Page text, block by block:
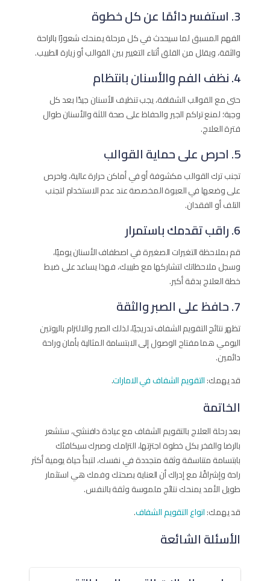
3. استفسر دائمًا عن كل خطوة
الفهم المسبق لما سيحدث في كل مرحلة يمنحك شعورًا بالراحة
والثقة، ويقلل من القلق أثناء التغيير بين القوالب أو زيارة الطبيب.
4. نظف الفم والأسنان بانتظام
حتى مع القوالب الشفافة، يجب تنظيف الأسنان جيدًا بعد كل
وجبة؛ لمنع تراكم الجير والحفاظ على صحة اللثة والأسنان طوال
فترة العلاج.
5. احرص على حماية القوالب
تجنب ترك القوالب مكشوفة أو في أماكن حرارة عالية، واحرص
على وضعها في العبوة المخصصة عند عدم الاستخدام لتجنب
التلف أو الفقدان.
6. راقب تقدمك باستمرار
قم بملاحظة التغيرات الصغيرة في اصطفاف الأسنان يوميًا،
وسجل ملاحظاتك لتشاركها مع طبيبك، فهذا يساعد على ضبط
خطة العلاج بدقة أكبر.
7. حافظ على الصبر والثقة
تظهر نتائج التقويم الشفاف تدريجيًا، لذلك الصبر والالتزام بالروتين
اليومي هما مفتاح الوصول إلى الابتسامة المثالية بأمان وراحة
دائمين.
قد يهمك:التقويم الشفاف في الامارات.
الخاتمة
بعد رحلة العلاج بالتقويم الشفاف مع عيادة دافنشي، ستشعر
بالرضا والفخر بكل خطوة اجتزتها، التزامك وصبرك سيكافئك
بابتسامة متناسقة وثقة متجددة في نفسك، لتبدأ حياة يومية أكثر
راحة وإشراقًا، مع إدراك أن العناية بصحتك وفمك هي استثمار
طويل الأمد يمنحك نتائج ملموسة وثقة بالنفس.
قد يهمك:انواع التقويم الشفاف.
الأسئلة الشائعة